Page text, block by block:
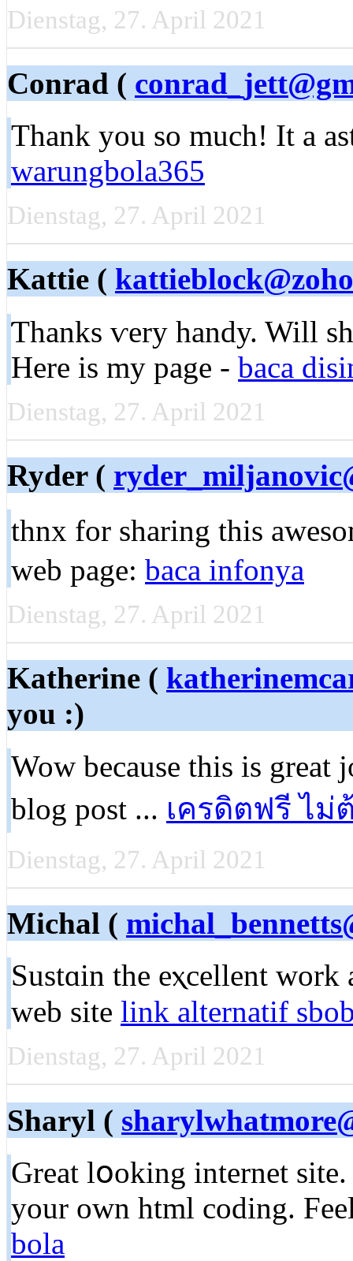
Dienstag, 27. April 2021
Conrad (
Tһank you ѕo much! It a
warungbola365
Dienstag, 27. April 2021
Kattie (
Ƭhаnks ѵery handy. Will
Here is my page - baca
Dienstag, 27. April 2021
Ryder (
thnx for ѕharing this
ԝeb page: baca infonya
Dienstag, 27. April 2021
Katherine (
you :)
Wow because this is great
blog post ... เครดิตฟรี ไม่
Dienstag, 27. April 2021
Michal (
Sustɑin the eⲭcellent
web site link alternatif
Dienstag, 27. April 2021
Sharyl (
Great lօoking internet
your own html coding.
bola